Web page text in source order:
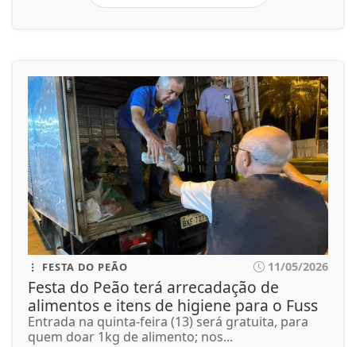
FESTA DO PEÃO 11/05/2026
Festa do Peão terá arrecadação de
alimentos e itens de higiene para o Fuss
Entrada na quinta-feira (13) será gratuita, para
quem doar 1kg de alimento; nos...